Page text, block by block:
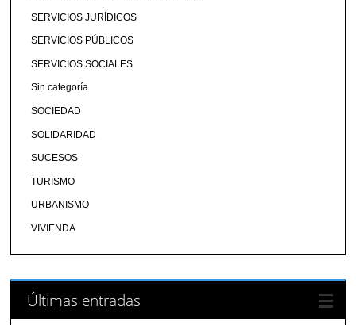
SERVICIOS JURÍDICOS
SERVICIOS PÚBLICOS
SERVICIOS SOCIALES
Sin categoría
SOCIEDAD
SOLIDARIDAD
SUCESOS
TURISMO
URBANISMO
VIVIENDA
Últimas entradas